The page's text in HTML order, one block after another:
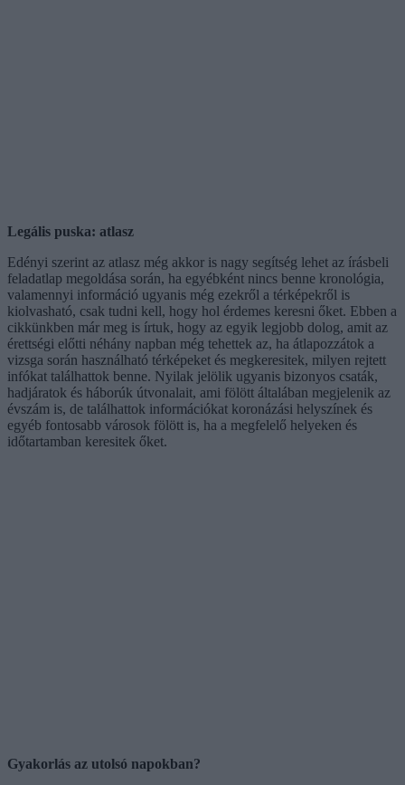
Legális puska: atlasz
Edényi szerint az atlasz még akkor is nagy segítség lehet az írásbeli
feladatlap megoldása során, ha egyébként nincs benne kronológia,
valamennyi információ ugyanis még ezekről a térképekről is
kiolvasható, csak tudni kell, hogy hol érdemes keresni őket. Ebben a
cikkünkben már meg is írtuk, hogy az egyik legjobb dolog, amit az
érettségi előtti néhány napban még tehettek az, ha átlapozzátok a
vizsga során használható térképeket és megkeresitek, milyen rejtett
infókat találhattok benne. Nyilak jelölik ugyanis bizonyos csaták,
hadjáratok és háborúk útvonalait, ami fölött általában megjelenik az
évszám is, de találhattok információkat koronázási helyszínek és
egyéb fontosabb városok fölött is, ha a megfelelő helyeken és
időtartamban keresitek őket.
Gyakorlás az utolsó napokban?